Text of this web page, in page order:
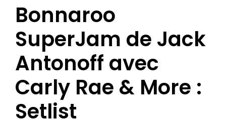
Bonnaroo
SuperJam de Jack
Antonoff avec
Carly Rae & More :
Setlist